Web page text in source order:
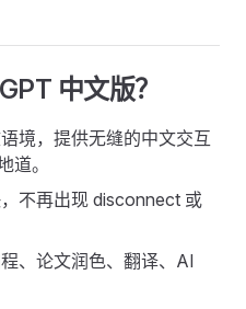
中文版？
境，提供无缝的中文交互
道。
不再出现 disconnect 或
、论文润色、翻译、AI